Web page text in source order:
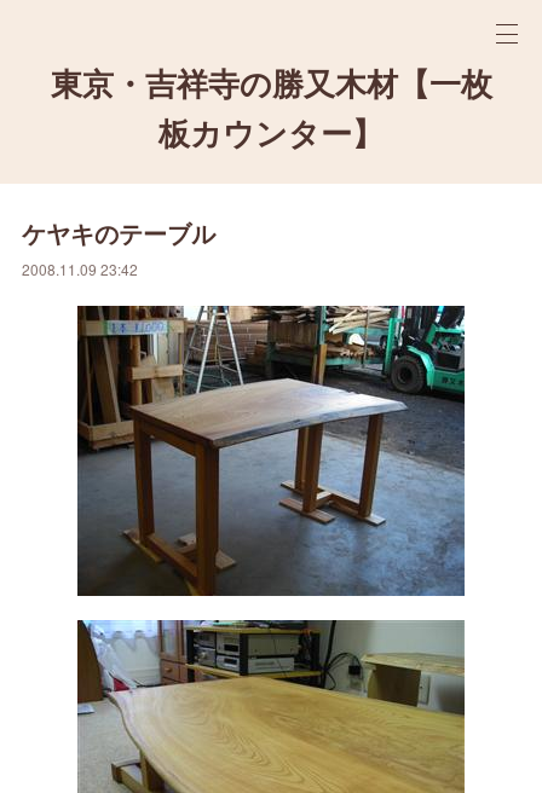
東京・吉祥寺の勝又木材【一枚
板カウンター】
ケヤキのテーブル
2008.11.09 23:42